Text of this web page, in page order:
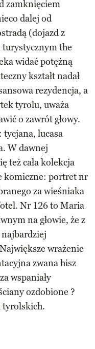
zamknięciem
dalej od
(dojazd z
the
widać potężną
kształt nadał
rezydencja, a
tyrolu, uważa
o zawrót głowy.
tycjana, lucasa
W dawnej
też cała kolekcja
komiczne: portret nr
za wieśniaka
Nr 126 to Maria
na głowie, że z
najbardziej
wrażenie
zwana hisz
wspaniały
ozdobione ?
tyrolskich.